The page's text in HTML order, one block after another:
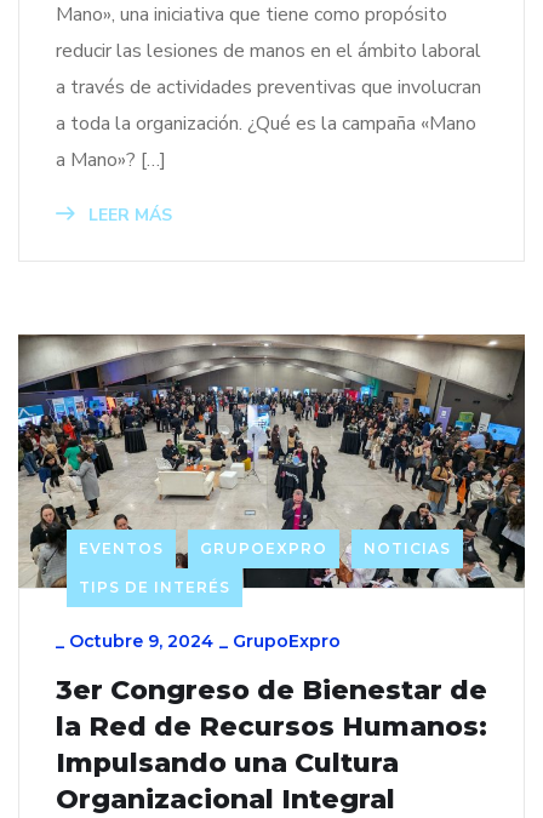
Mano», una iniciativa que tiene como propósito
reducir las lesiones de manos en el ámbito laboral
a través de actividades preventivas que involucran
a toda la organización. ¿Qué es la campaña «Mano
a Mano»? […]
LEER MÁS
EVENTOS GRUPOEXPRO NOTICIAS
TIPS DE INTERÉS
_ Octubre 9, 2024 _ GrupoExpro
3er Congreso de Bienestar de
la Red de Recursos Humanos:
Impulsando una Cultura
Organizacional Integral